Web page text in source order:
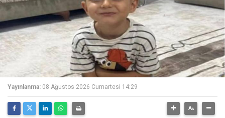
Yayınlanma: 08 Ağustos 2026 Cumartesi 14:29